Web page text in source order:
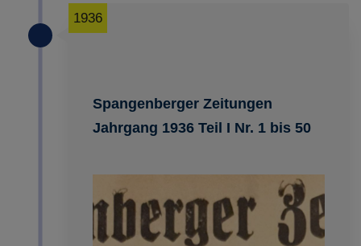
Spangenberger Zeitungen
Jahrgang 1936 Teil I Nr. 1 bis 50
1936